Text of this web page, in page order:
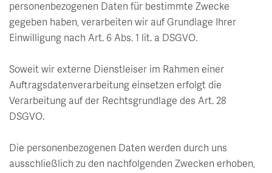
personenbezogenen Daten für bestimmte Zwecke
gegeben haben, verarbeiten wir auf Grundlage Ihrer
Einwilligung nach Art. 6 Abs. 1 lit. a DSGVO.
Soweit wir externe Dienstleiser im Rahmen einer
Auftragsdatenverarbeitung einsetzen erfolgt die
Verarbeitung auf der Rechtsgrundlage des Art. 28
DSGVO.
Die personenbezogenen Daten werden durch uns
ausschließlich zu den nachfolgenden Zwecken erhoben,